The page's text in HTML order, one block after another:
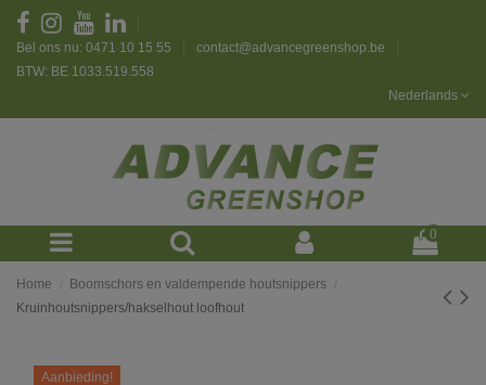
Bel ons nu: 0471 10 15 55
contact@advancegreenshop.be
BTW: BE 1033.519.558
Nederlands
0
Home
Boomschors en valdempende houtsnippers
Kruinhoutsnippers/hakselhout loofhout
Aanbieding!